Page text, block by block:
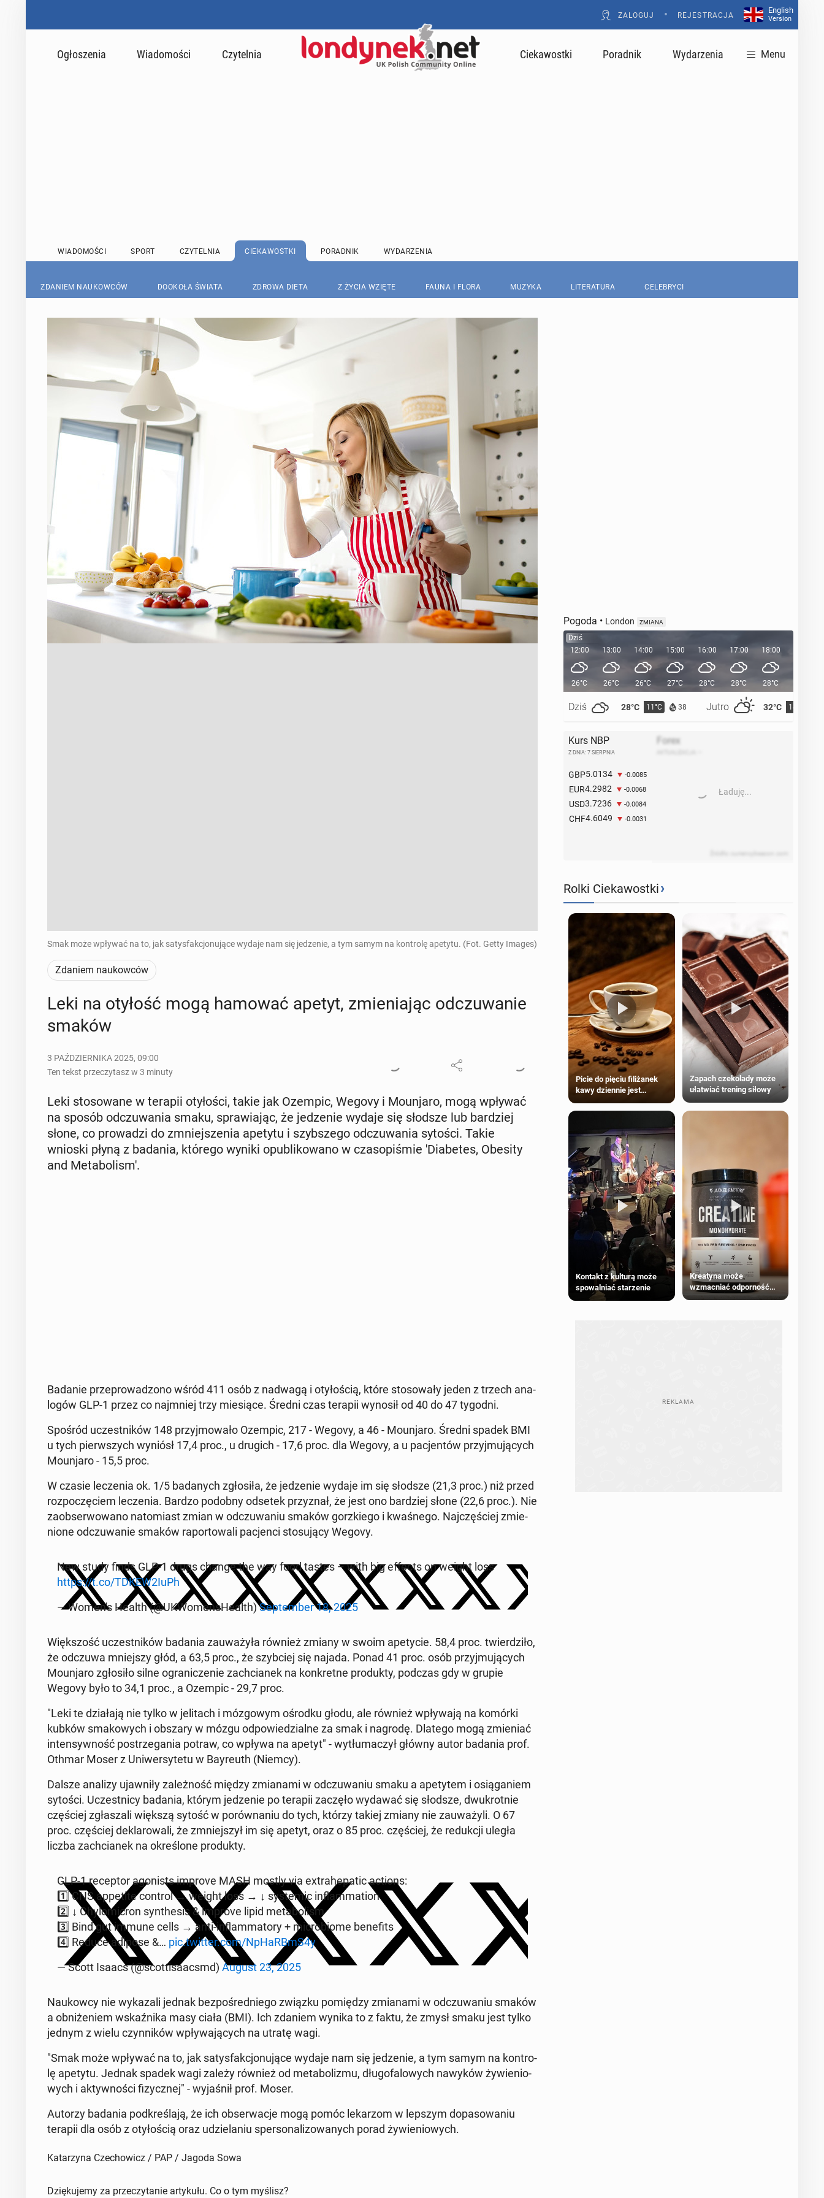
ZALOGUJ • REJESTRACJA
English
Version
Ogłoszenia Wiadomości Czytelnia Ciekawostki Poradnik Wydarzenia Menu
WIADOMOŚCI SPORT CZYTELNIA CIEKAWOSTKI PORADNIK WYDARZENIA
ZDANIEM NAUKOWCÓW DOOKOŁA ŚWIATA ZDROWA DIETA Z ŻYCIA WZIĘTE FAUNA I FLORA MUZYKA LITERATURA CELEBRYCI
Smak może wpływać na to, jak satysfakcjonujące wydaje nam się jedzenie, a tym samym na kontrolę apetytu. (Fot. Getty Images)
Zdaniem naukowców
Leki na otyłość mogą hamować apetyt, zmie­nia­jąc od­czu­wa­nie
smaków
3 PAŹDZIERNIKA 2025, 09:00
Ten tekst przeczytasz w 3 minuty
Leki sto­so­wa­ne w terapii oty­ło­ści, takie jak Ozempic, Wegovy i Mo­un­ja­ro, mogą wpływać
na sposób od­czu­wa­nia smaku, spra­wia­jąc, że je­dze­nie wydaje się słodsze lub bar­dziej
słone, co pro­wa­dzi do zmniej­sze­nia apetytu i szyb­sze­go od­czu­wa­nia sytości. Takie
wnioski płyną z badania, którego wyniki opu­bli­ko­wa­no w cza­so­pi­śmie 'Dia­be­tes, Obesity
and Me­ta­bo­li­sm'.
Badanie prze­pro­wa­dzo­no wśród 411 osób z nadwagą i oty­ło­ścią, które sto­so­wa­ły jeden z trzech ana­
lo­gów GLP-1 przez co naj­mniej trzy mie­sią­ce. Średni czas terapii wynosił od 40 do 47 tygodni.
Spośród uczest­ni­ków 148 przyj­mo­wa­ło Ozempic, 217 - Wegovy, a 46 - Mo­un­ja­ro. Średni spadek BMI
u tych pierw­szych wyniósł 17,4 proc., u drugich - 17,6 proc. dla Wegovy, a u pa­cjen­tów przyj­mu­ją­cych
Mo­un­ja­ro - 15,5 proc.
W czasie le­cze­nia ok. 1/5 ba­da­nych zgło­si­ła, że je­dze­nie wydaje im się słodsze (21,3 proc.) niż przed
roz­po­czę­ciem le­cze­nia. Bardzo podobny odsetek przy­znał, że jest ono bar­dziej słone (22,6 proc.). Nie
za­ob­ser­wo­wa­no na­to­miast zmian w od­czu­wa­niu smaków gorz­kie­go i kwa­śne­go. Naj­czę­ściej zmie­
nio­ne od­czu­wa­nie smaków ra­por­to­wa­li pa­cjen­ci sto­su­ją­cy Wegovy.
New study finds GLP-1 drugs change the way food tastes – with big effects on weight loss
https://t.co/TDKEW2IuPh
— Women's Health (@UKWo­men­sHe­alth)Sep­tem­ber 18, 2025
Więk­szość uczest­ni­ków badania za­uwa­ży­ła również zmiany w swoim ape­ty­cie. 58,4 proc. twier­dzi­ło,
że odczuwa mniej­szy głód, a 63,5 proc., że szyb­ciej się najada. Ponad 41 proc. osób przyj­mu­ją­cych
Mo­un­ja­ro zgło­si­ło silne ogra­ni­cze­nie za­chcia­nek na kon­kret­ne pro­duk­ty, podczas gdy w grupie
Wegovy było to 34,1 proc., a Ozempic - 29,7 proc.
"Leki te dzia­ła­ją nie tylko w je­li­tach i mó­zgo­wym ośrodku głodu, ale również wpły­wa­ją na komórki
kubków sma­ko­wych i obszary w mózgu od­po­wie­dzial­ne za smak i nagrodę. Dlatego mogą zmie­niać
in­ten­syw­ność po­strze­ga­nia potraw, co wpływa na apetyt" - wy­tłu­ma­czył główny autor badania prof.
Othmar Moser z Uni­wer­sy­te­tu w Bay­reuth (Niemcy).
Dalsze analizy ujaw­ni­ły za­leż­ność między zmia­na­mi w od­czu­wa­niu smaku a ape­ty­tem i osią­ga­niem
sytości. Uczest­ni­cy badania, którym je­dze­nie po terapii zaczęło wydawać się słodsze, dwu­krot­nie
czę­ściej zgła­sza­li większą sytość w po­rów­na­niu do tych, którzy takiej zmiany nie za­uwa­ży­li. O 67
proc. czę­ściej de­kla­ro­wa­li, że zmniej­szył im się apetyt, oraz o 85 proc. czę­ściej, że re­duk­cji uległa
liczba za­chcia­nek na okre­ślo­ne pro­duk­ty.
GLP-1 re­cep­tor ago­ni­sts improve MASH mostly via extra­he­pa­tic actions:
1️⃣ CNS ap­pe­ti­te control → weight loss → ↓ sys­te­mic in­flam­ma­tion
2️⃣ ↓ Chy­lo­mi­cron syn­the­sis & improve lipid me­ta­bo­lism
3️⃣ Bind gut immune cells → anti-in­flam­ma­to­ry + mi­cro­bio­me be­ne­fits
4️⃣ Reduce adipose &… pic.twitter.com/NpHaRBmS4y
— Scott Isaacs (@scot­ti­sa­ac­smd) August 23, 2025
Na­ukow­cy nie wy­ka­za­li jednak bez­po­śred­nie­go związku po­mię­dzy zmia­na­mi w od­czu­wa­niu smaków
a ob­ni­że­niem wskaź­ni­ka masy ciała (BMI). Ich zdaniem wynika to z faktu, że zmysł smaku jest tylko
jednym z wielu czyn­ni­ków wpły­wa­ją­cych na utratę wagi.
"Smak może wpływać na to, jak sa­tys­fak­cjo­nu­ją­ce wydaje nam się je­dze­nie, a tym samym na kon­tro­
lę apetytu. Jednak spadek wagi zależy również od me­ta­bo­li­zmu, dłu­go­fa­lo­wych nawyków ży­wie­nio­
wych i ak­tyw­no­ści fi­zycz­nej" - wy­ja­śnił prof. Moser.
Autorzy badania pod­kre­śla­ją, że ich ob­ser­wa­cje mogą pomóc le­ka­rzom w lepszym do­pa­so­wa­niu
terapii dla osób z oty­ło­ścią oraz udzie­la­niu sper­so­na­li­zo­wa­nych porad ży­wie­nio­wych.
Katarzyna Czechowicz / PAP / Jagoda Sowa
Dziękujemy za przeczytanie artykułu. Co o tym myślisz?
Pogoda • London ZMIANA
Dziś
12:00
26°C
Dziś 28°C 11°C 38 Jutro 32°C 14°C
13:00
26°C
14:00
26°C
15:00
27°C
16:00
28°C
17:00
28°C
18:00
28°C
Kurs NBP
Z DNIA: 7 SIERPNIA
GBP5.0134 -0.0085
EUR4.2982 -0.0068
USD3.7236 -0.0084
CHF4.6049 -0.0031
Forex
Ładuję...
Rolki Ciekawostki›
Picie do pięciu filiżanek
kawy dziennie jest
większości dorosłych
Zapach czekolady może
ułatwiać trening siłowy
Kontakt z kulturą może
spowalniać starzenie
Kreatyna może
wzmacniać odporność
przeciw nowotworom